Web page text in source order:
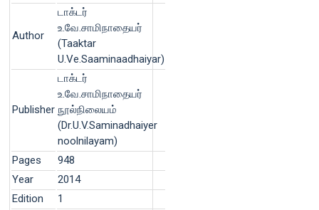
Author
டாக்டர்
உ.வே.சாமிநாதையர்
(Taaktar
U.Ve.Saaminaadhaiyar)
Publisher
டாக்டர்
உ.வே.சாமிநாதையர்
நூல்நிலையம்
(Dr.U.V.Saminadhaiyer
noolnilayam)
Pages
948
Year
2014
Edition
1